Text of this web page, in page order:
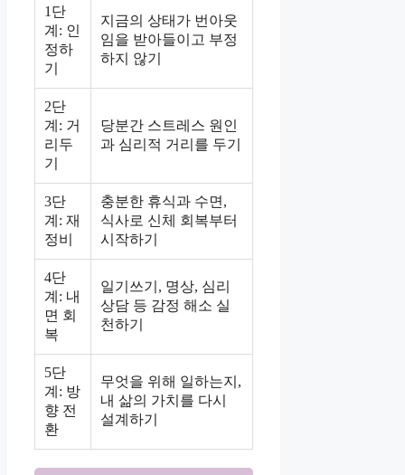
1단
계: 인
정하
기
지금의 상태가 번아웃
임을 받아들이고 부정
하지 않기
2단
계: 거
리두
기
당분간 스트레스 원인
과 심리적 거리를 두기
3단
계: 재
정비
충분한 휴식과 수면,
식사로 신체 회복부터
시작하기
4단
계: 내
면 회
복
일기쓰기, 명상, 심리
상담 등 감정 해소 실
천하기
5단
계: 방
향 전
환
무엇을 위해 일하는지,
내 삶의 가치를 다시
설계하기